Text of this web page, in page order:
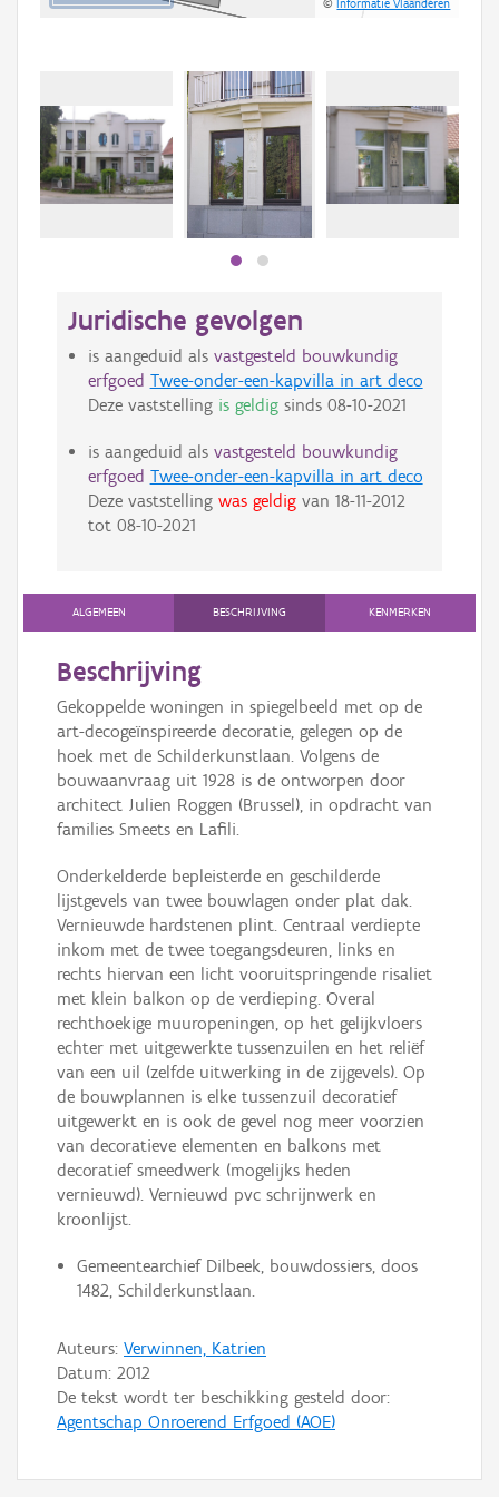
©Informatie Vlaanderen
Juridische gevolgen
is aangeduid als vastgesteld bouwkundig
erfgoed Twee-onder-een-kapvilla in art deco
Deze vaststelling is geldigsinds 08-10-2021
is aangeduid als vastgesteld bouwkundig
erfgoed Twee-onder-een-kapvilla in art deco
Deze vaststelling was geldigvan 18-11-2012
tot 08-10-2021
ALGEMEEN BESCHRIJVING KENMERKEN
Beschrijving
Gekoppelde woningen in spiegelbeeld met op de
art-decogeïnspireerde decoratie, gelegen op de
hoek met de Schilderkunstlaan. Volgens de
bouwaanvraag uit 1928 is de ontworpen door
architect Julien Roggen (Brussel), in opdracht van
families Smeets en Lafili.
Onderkelderde bepleisterde en geschilderde
lijstgevels van twee bouwlagen onder plat dak.
Vernieuwde hardstenen plint. Centraal verdiepte
inkom met de twee toegangsdeuren, links en
rechts hiervan een licht vooruitspringende risaliet
met klein balkon op de verdieping. Overal
rechthoekige muuropeningen, op het gelijkvloers
echter met uitgewerkte tussenzuilen en het reliëf
van een uil (zelfde uitwerking in de zijgevels). Op
de bouwplannen is elke tussenzuil decoratief
uitgewerkt en is ook de gevel nog meer voorzien
van decoratieve elementen en balkons met
decoratief smeedwerk (mogelijks heden
vernieuwd). Vernieuwd pvc schrijnwerk en
kroonlijst.
Gemeentearchief Dilbeek, bouwdossiers, doos
1482, Schilderkunstlaan.
Auteurs: Verwinnen, Katrien
Datum: 2012
De tekst wordt ter beschikking gesteld door:
Agentschap Onroerend Erfgoed (AOE)